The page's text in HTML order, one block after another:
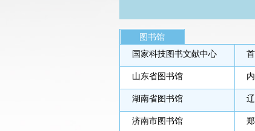
图书馆
国家科技图书文献中心
山东省图书馆
湖南省图书馆
济南市图书馆